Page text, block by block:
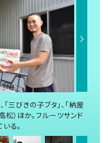
三びきの子ブタ」、「納屋
）ほか。フルーツサンド
る。